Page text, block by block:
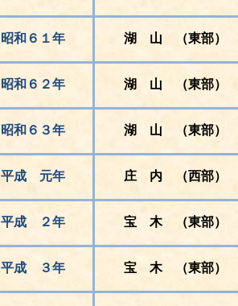
昭和６１年 湖 山 （東部）
昭和６２年 湖 山 （東部）
昭和６３年 湖 山 （東部）
平成 元年 庄 内 （西部）
平成 ２年 宝 木 （東部）
平成 ３年 宝 木 （東部）